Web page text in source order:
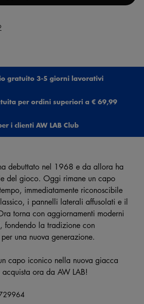
gratuito 3-5 giorni lavorativi
per ordini superiori a € 69,99
i clienti AW LAB Club
debuttato nel 1968 e da allora ha
del gioco. Oggi rimane un capo
immediatamente riconoscibile
i pannelli laterali affusolati e il
torna con aggiornamenti moderni
fondendo la tradizione con
una nuova generazione.
capo iconico nella nuova giacca
acquista ora da AW LAB!